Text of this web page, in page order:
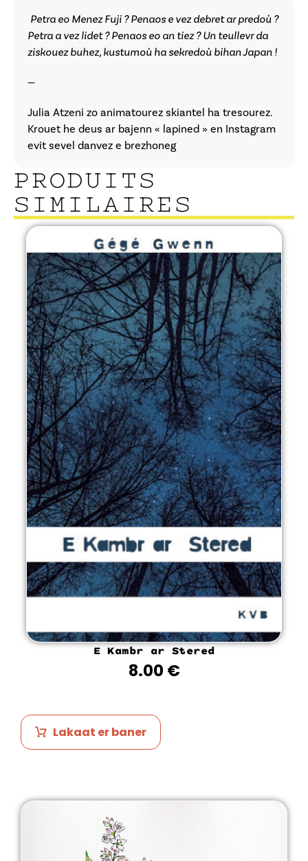
Petra eo Menez Fuji ? Penaos e vez debret ar predoù ?
Petra a vez lidet ? Penaos eo an tiez ? Un teullevr da
ziskouez buhez, kustumoù ha sekredoù bihan Japan !
—
Julia Atzeni zo animatourez skiantel ha tresourez.
Krouet he deus ar bajenn « lapined » en Instagram
evit sevel danvez e brezhoneg
PRODUITS
SIMILAIRES
E Kambr ar Stered
8.00 €
Lakaat er baner